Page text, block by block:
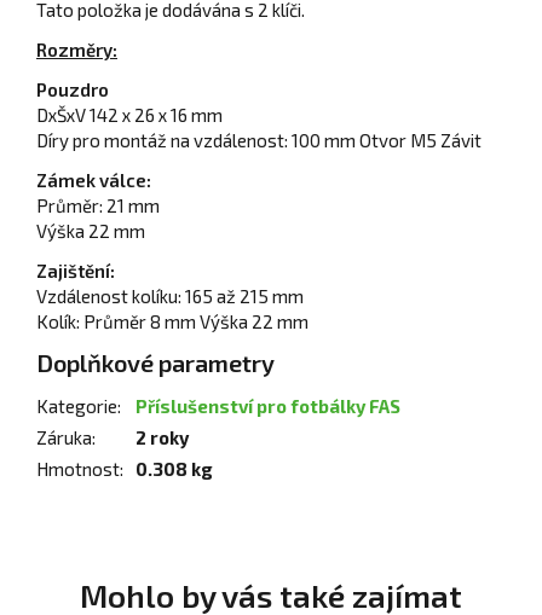
Tato položka je dodávána s 2 klíči.
Rozměry:
Pouzdro
DxŠxV 142 x 26 x 16 mm
Díry pro montáž na vzdálenost: 100 mm Otvor M5 Závit
Zámek válce:
Průměr: 21 mm
Výška 22 mm
Zajištění:
Vzdálenost kolíku: 165 až 215 mm
Kolík: Průměr 8 mm Výška 22 mm
Doplňkové parametry
Kategorie:
Příslušenství pro fotbálky FAS
Záruka:
2 roky
Hmotnost: 0.308 kg
Mohlo by vás také zajímat